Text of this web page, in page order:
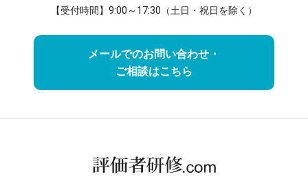
【受付時間】9:00～17:30（土日・祝日を除く）
メールでのお問い合わせ・
ご相談はこちら